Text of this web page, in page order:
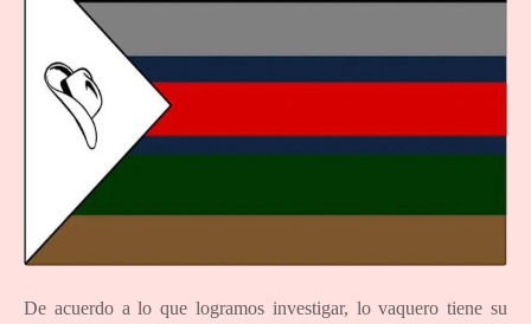
De acuerdo a lo que logramos investigar, lo vaquero tiene su